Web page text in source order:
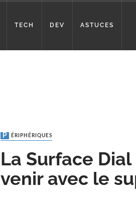
TECH DEV ASTUCES
PÉRIPHÉRIQUES
La Surface
venir avec le